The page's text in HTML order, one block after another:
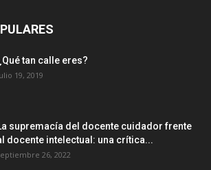
tan calle eres?
19, 2019
supremacía del docente cuidador frente
docente intelectual: una crítica...
26, 2022